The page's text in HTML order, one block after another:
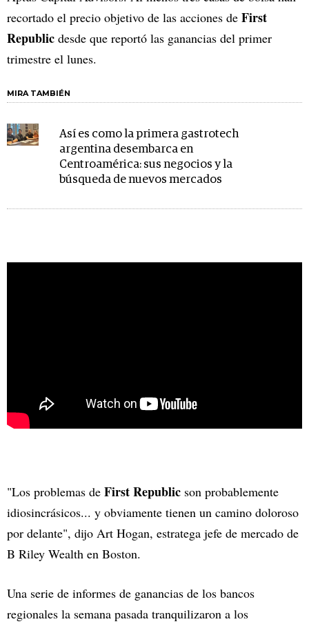
recortado el precio objetivo de las acciones de First
Republic desde que reportó las ganancias del primer
trimestre el lunes.
MIRA TAMBIÉN
Así es como la primera gastrotech
argentina desembarca en
Centroamérica: sus negocios y la
búsqueda de nuevos mercados
"Los problemas de First Republic son probablemente
idiosincrásicos... y obviamente tienen un camino doloroso
por delante", dijo Art Hogan, estratega jefe de mercado de
B Riley Wealth en Boston.
Una serie de informes de ganancias de los bancos
regionales la semana pasada tranquilizaron a los